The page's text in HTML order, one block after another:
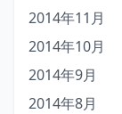
2014年11月
2014年10月
2014年9月
2014年8月